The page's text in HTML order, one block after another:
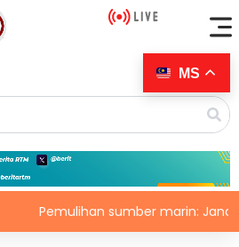
Pemulihan sumber marin: Jana
MS